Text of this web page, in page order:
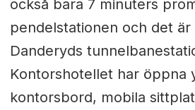
också bara 7 minuters
pendelstationen och det är
Danderyds
Kontorshotellet har öppna
kontorsbord, mobila